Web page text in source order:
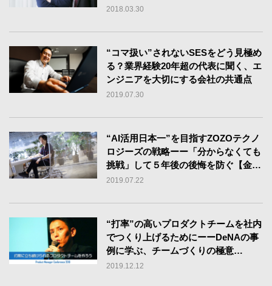
2018.03.30
“コマ扱い”されないSESをどう見極め
る？業界経験20年超の代表に聞く、エ
ンジニアを大切にする会社の共通点
2019.07.30
“AI活用日本一”を目指すZOZOテクノ
ロジーズの戦略ーー「分からなくても
挑戦」して５年後の後悔を防ぐ【金山
裕樹】
2019.07.22
“打率”の高いプロダクトチームを社内
でつくり上げるためにーーDeNAの事
例に学ぶ、チームづくりの極意
【PMC2019レポート】
2019.12.12